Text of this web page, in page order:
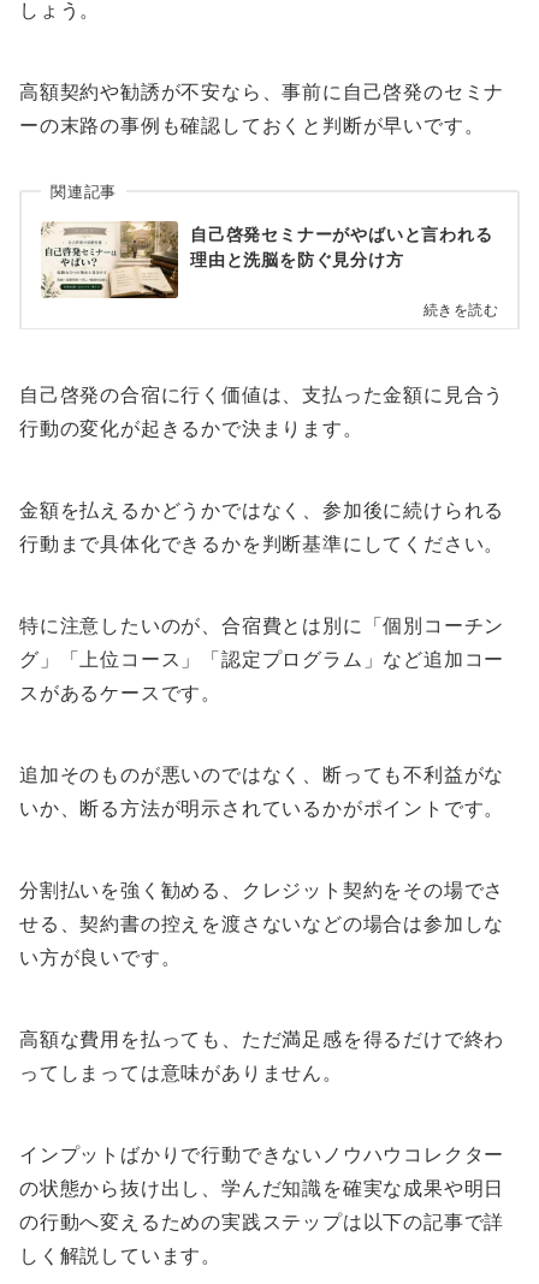
しょう。
高額契約や勧誘が不安なら、事前に自己啓発のセミナ
ーの末路の事例も確認しておくと判断が早いです。
関連記事
自己啓発セミナーがやばいと言われる
理由と洗脳を防ぐ見分け方
続きを読む
自己啓発の合宿に行く価値は、支払った金額に見合う
行動の変化が起きるかで決まります。
金額を払えるかどうかではなく、参加後に続けられる
行動まで具体化できるかを判断基準にしてください。
特に注意したいのが、合宿費とは別に「個別コーチン
グ」「上位コース」「認定プログラム」など追加コー
スがあるケースです。
追加そのものが悪いのではなく、断っても不利益がな
いか、断る方法が明示されているかがポイントです。
分割払いを強く勧める、クレジット契約をその場でさ
せる、契約書の控えを渡さないなどの場合は参加しな
い方が良いです。
高額な費用を払っても、ただ満足感を得るだけで終わ
ってしまっては意味がありません。
インプットばかりで行動できないノウハウコレクター
の状態から抜け出し、学んだ知識を確実な成果や明日
の行動へ変えるための実践ステップは以下の記事で詳
しく解説しています。